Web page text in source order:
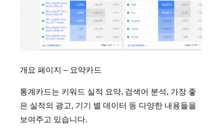
개요 페이지 – 요약카드
통계카드는 키워드 실적 요약, 검색어 분석, 가장 좋
은 실적의 광고, 기기 별 데이터 등 다양한 내용들을
보여주고 있습니다.